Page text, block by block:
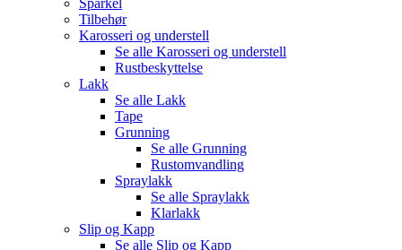
Tilbehør
Karosseri og understell
Se alle Karosseri og understell
Rustbeskyttelse
Lakk
Se alle Lakk
Tape
Grunning
Se alle Grunning
Rustomvandling
Spraylakk
Se alle Spraylakk
Klarlakk
Slip og Kapp
Se alle Slip og Kapp